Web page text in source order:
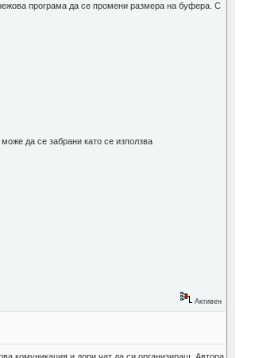
програма да се промени размера на буфера. С
да се забрани като се използва
Активен